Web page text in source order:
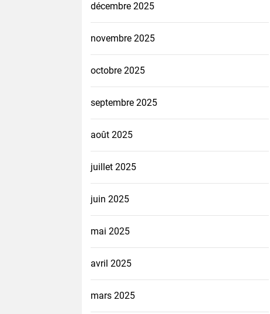
décembre 2025
novembre 2025
octobre 2025
septembre 2025
août 2025
juillet 2025
juin 2025
mai 2025
avril 2025
mars 2025